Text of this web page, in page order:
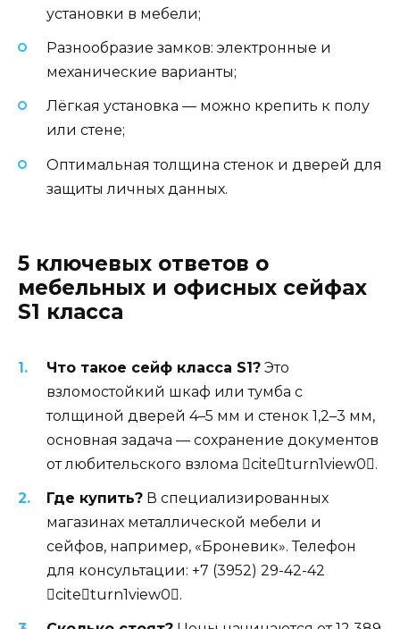
установки в мебели;
Разнообразие замков: электронные и
механические варианты;
Лёгкая установка — можно крепить к полу
или стене;
Оптимальная толщина стенок и дверей для
защиты личных данных.
5 ключевых ответов о
мебельных и офисных сейфах
S1 класса
Что такое сейф класса S1? Это
взломостойкий шкаф или тумба с
толщиной дверей 4–5 мм и стенок 1,2–3 мм,
основная задача — сохранение документов
от любительского взлома citeturn1view0.
Где купить? В специализированных
магазинах металлической мебели и
сейфов, например, «Броневик». Телефон
для консультации: +7 (3952) 29-42-42
citeturn1view0.